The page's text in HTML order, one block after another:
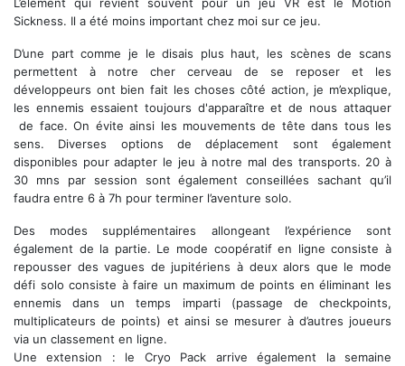
Sickness. Il a été moins important chez moi sur ce jeu.
D’une part comme je le disais plus haut, les scènes de scans
permettent à notre cher cerveau de se reposer et les
développeurs ont bien fait les choses côté action, je m’explique,
les ennemis essaient toujours d'apparaître et de nous attaquer
de face. On évite ainsi les mouvements de tête dans tous les
sens. Diverses options de déplacement sont également
disponibles pour adapter le jeu à notre mal des transports. 20 à
30 mns par session sont également conseillées sachant qu’il
faudra entre 6 à 7h pour terminer l’aventure solo.
Des modes supplémentaires allongeant l’expérience sont
également de la partie. Le mode coopératif en ligne consiste à
repousser des vagues de jupitériens à deux alors que le mode
défi solo consiste à faire un maximum de points en éliminant les
ennemis dans un temps imparti (passage de checkpoints,
multiplicateurs de points) et ainsi se mesurer à d’autres joueurs
via un classement en ligne.
Une extension : le Cryo Pack arrive également la semaine